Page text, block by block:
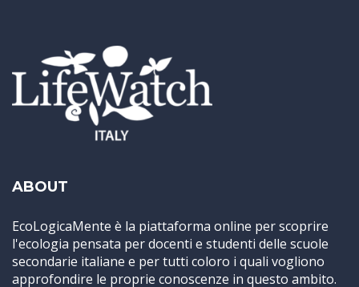
ABOUT
EcoLogicaMente è la piattaforma online per scoprire
l'ecologia pensata per docenti e studenti delle scuole
secondarie italiane e per tutti coloro i quali vogliono
approfondire le proprie conoscenze in questo ambito.